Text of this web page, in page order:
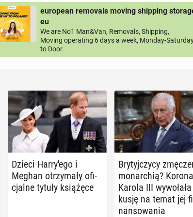
european removals moving shipping
eu
We are No1 Man&Van, Removals, Shipping,
Moving operating 6 days a week, Monday-
to Door.
Dzieci Har­ry­'e­go i
Meghan otrzy­ma­ły ofi­
cjal­ne tytuły ksią­żę­ce
Bry­tyj­czy­cy
mo­nar­chią?
Karola III
ku­sję na temat jej
nan­so­wa­nia